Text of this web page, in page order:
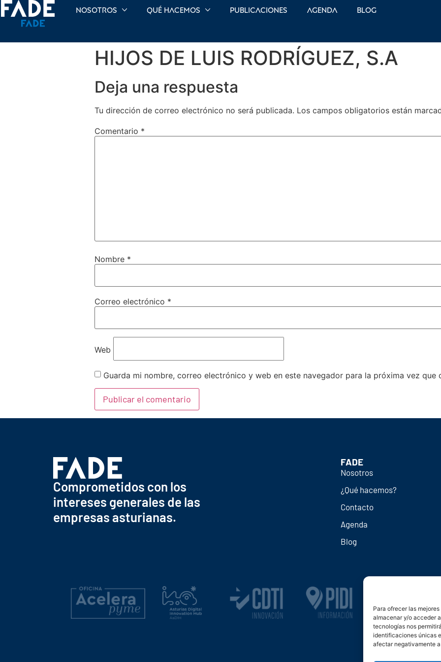
Para ofrecer las
almacenar y/o acceder
tecnologías nos
identificaciones únicas
afectar negativamente
Nosotros Qué hacemos Publicaciones Agenda Blog
HIJOS DE LUIS RODRÍGUEZ, S.A
Deja una respuesta
Tu dirección de correo electrónico no será publicada. Los campos obligatorios están
Comentario *
Nombre *
Correo electrónico *
Web
Guarda mi nombre, correo electrónico y web en este navegador para la próxima vez que
Comprometidos con los
intereses generales de las
empresas asturianas.
FADE
Nosotros
¿Qué hacemos?
Contacto
Agenda
Blog